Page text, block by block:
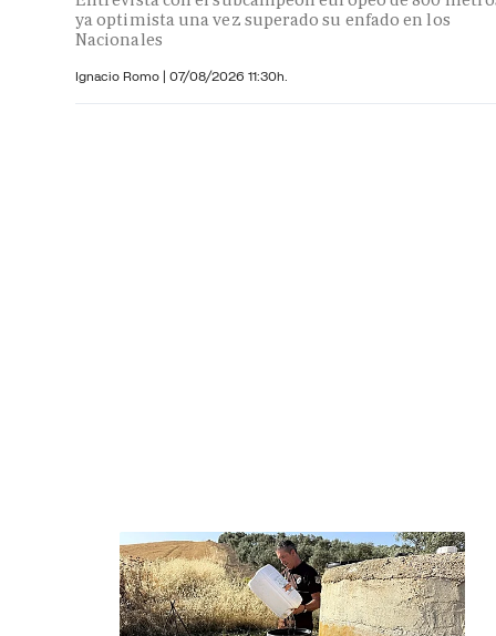
ya optimista una vez superado su enfado en los
Nacionales
Ignacio Romo | 07/08/2026 11:30h.